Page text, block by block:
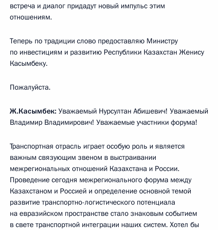
встреча и диалог придадут новый импульс этим
отношениям.
Теперь по традиции слово предоставляю Министру
по инвестициям и развитию Республики Казахстан Женису
Касымбеку.
Пожалуйста.
Ж.Касымбек: Уважаемый Нурсултан Абишевич! Уважаемый
Владимир Владимирович! Уважаемые участники форума!
Транспортная отрасль играет особую роль и является
важным связующим звеном в выстраивании
межрегиональных отношений Казахстана и России.
Проведение сегодня межрегионального форума между
Казахстаном и Россией и определение основной темой
развитие транспортно-логистического потенциала
на евразийском пространстве стало знаковым событием
в свете транспортной интеграции наших систем. Хотел бы